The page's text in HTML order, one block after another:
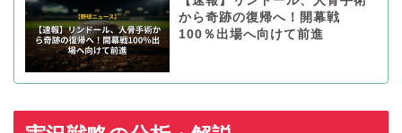
から奇跡の復帰へ！開幕戦
100％出場へ向けて前進